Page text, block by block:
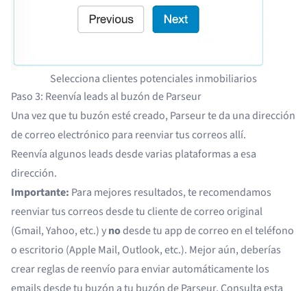
Selecciona clientes potenciales inmobiliarios
Paso 3: Reenvía leads al buzón de Parseur
Una vez que tu buzón esté creado, Parseur te da una dirección
de correo electrónico para reenviar tus correos allí.
Reenvía algunos leads desde varias plataformas a esa
dirección.
Importante: Para mejores resultados, te recomendamos
reenviar tus correos desde tu cliente de correo original
(Gmail, Yahoo, etc.) ynodesde tu app de correo en el teléfono
o escritorio (Apple Mail, Outlook, etc.). Mejor aún, deberías
crear reglas de reenvío para enviar automáticamente los